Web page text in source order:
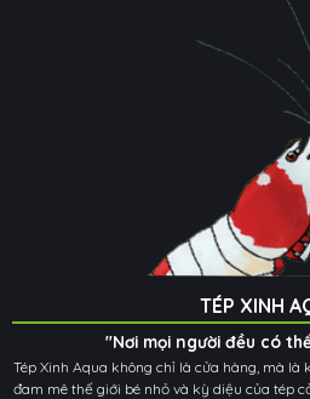
TÉP XINH
"Nơi mọi người đều có
Tép Xinh Aqua không chỉ là cửa hàng, mà
đam mê thế giới bé nhỏ và kỳ diệu của tép